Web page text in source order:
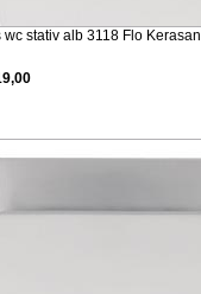
wc stativ alb 3118 Flo